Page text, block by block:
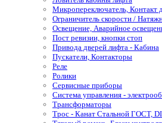
Микропереключатель, Контакт
Ограничитель скорости /
Освещение, Аварийное
Пост ревизии, кнопки стоп
Привода дверей лифта - Кабина
Пускатели, Контакторы
Реле
Ролики
Сервисные приборы
Система управления -
Трансформаторы
Трос - Канат Стальной ГОСТ,